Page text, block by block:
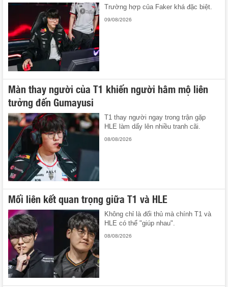
Trường hợp của Faker khá đặc biệt.
09/08/2026
Màn thay người của T1 khiến người hâm mộ liên
tưởng đến Gumayusi
T1 thay người ngay trong trận gặp
HLE làm dấy lên nhiều tranh cãi.
08/08/2026
Mối liên kết quan trọng giữa T1 và HLE
Không chỉ là đối thủ mà chính T1 và
HLE có thể "giúp nhau".
08/08/2026